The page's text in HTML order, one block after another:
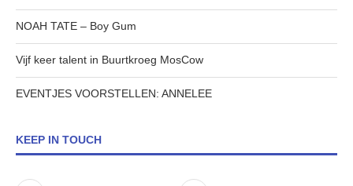
NOAH TATE – Boy Gum
Vijf keer talent in Buurtkroeg MosCow
EVENTJES VOORSTELLEN: ANNELEE
KEEP IN TOUCH